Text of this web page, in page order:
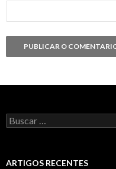
Buscar:
ARTIGOS RECENTES